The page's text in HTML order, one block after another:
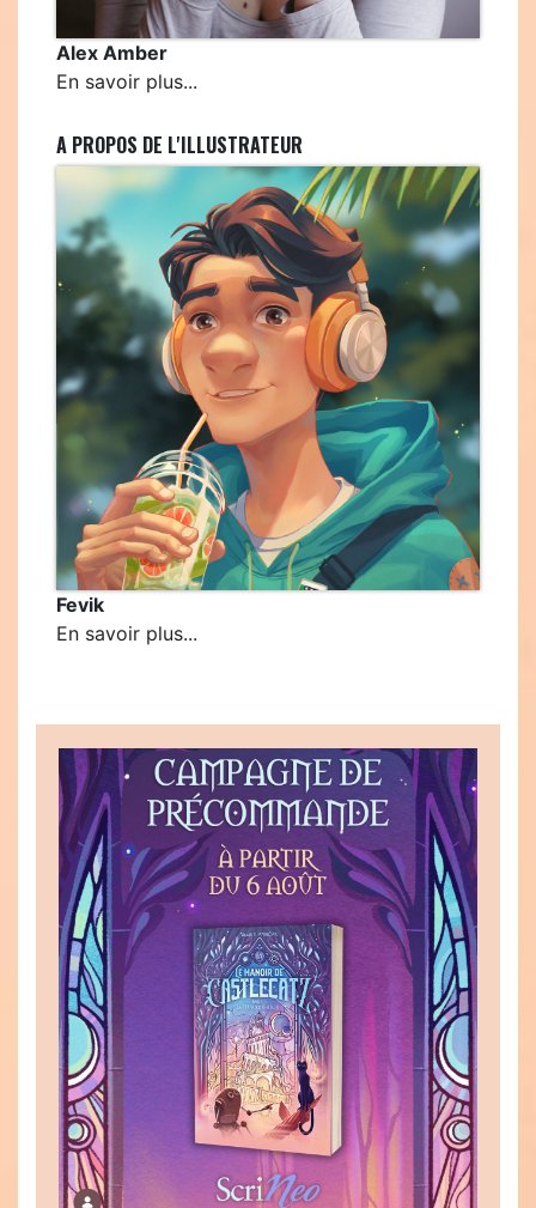
Alex Amber
En savoir plus...
A PROPOS DE L'ILLUSTRATEUR
Fevik
En savoir plus...